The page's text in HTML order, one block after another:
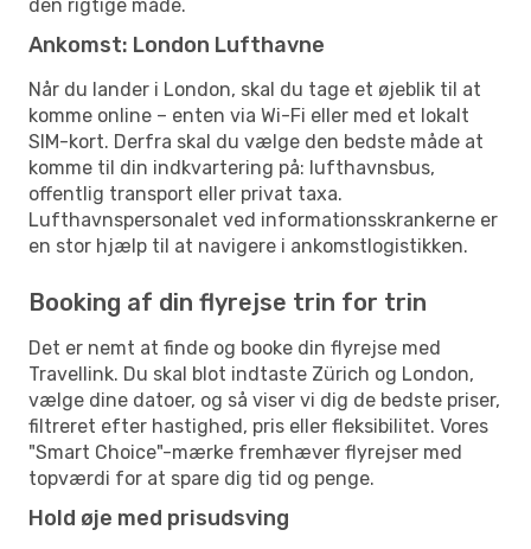
den rigtige måde.
Ankomst: London Lufthavne
Når du lander i London, skal du tage et øjeblik til at
komme online – enten via Wi-Fi eller med et lokalt
SIM-kort. Derfra skal du vælge den bedste måde at
komme til din indkvartering på: lufthavnsbus,
offentlig transport eller privat taxa.
Lufthavnspersonalet ved informationsskrankerne er
en stor hjælp til at navigere i ankomstlogistikken.
Booking af din flyrejse trin for trin
Det er nemt at finde og booke din flyrejse med
Travellink. Du skal blot indtaste Zürich og London,
vælge dine datoer, og så viser vi dig de bedste priser,
filtreret efter hastighed, pris eller fleksibilitet. Vores
"Smart Choice"-mærke fremhæver flyrejser med
topværdi for at spare dig tid og penge.
Hold øje med prisudsving